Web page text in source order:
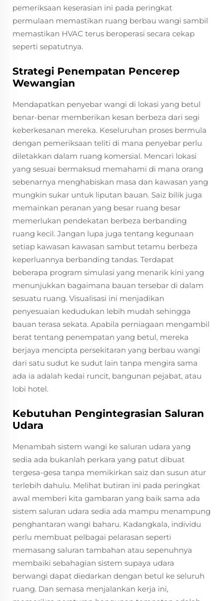
pemeriksaan keserasian ini pada peringkat
permulaan memastikan ruang berbau wangi sambil
memastikan HVAC terus beroperasi secara cekap
seperti sepatutnya.
Strategi Penempatan Pencerep
Wewangian
Mendapatkan penyebar wangi di lokasi yang betul
benar-benar memberikan kesan berbeza dari segi
keberkesanan mereka. Keseluruhan proses bermula
dengan pemeriksaan teliti di mana penyebar perlu
diletakkan dalam ruang komersial. Mencari lokasi
yang sesuai bermaksud memahami di mana orang
sebenarnya menghabiskan masa dan kawasan yang
mungkin sukar untuk liputan bauan. Saiz bilik juga
memainkan peranan yang besar ruang besar
memerlukan pendekatan berbeza berbanding
ruang kecil. Jangan lupa juga tentang kegunaan
setiap kawasan kawasan sambut tetamu berbeza
keperluannya berbanding tandas. Terdapat
beberapa program simulasi yang menarik kini yang
menunjukkan bagaimana bauan tersebar di dalam
sesuatu ruang. Visualisasi ini menjadikan
penyesuaian kedudukan lebih mudah sehingga
bauan terasa sekata. Apabila perniagaan mengambil
berat tentang penempatan yang betul, mereka
berjaya mencipta persekitaran yang berbau wangi
dari satu sudut ke sudut lain tanpa mengira sama
ada ia adalah kedai runcit, bangunan pejabat, atau
lobi hotel.
Kebutuhan Pengintegrasian Saluran
Udara
Menambah sistem wangi ke saluran udara yang
sedia ada bukanlah perkara yang patut dibuat
tergesa-gesa tanpa memikirkan saiz dan susun atur
terlebih dahulu. Melihat butiran ini pada peringkat
awal memberi kita gambaran yang baik sama ada
sistem saluran udara sedia ada mampu menampung
penghantaran wangi baharu. Kadangkala, individu
perlu membuat pelbagai pelarasan seperti
memasang saluran tambahan atau sepenuhnya
membaiki sebahagian sistem supaya udara
berwangi dapat diedarkan dengan betul ke seluruh
ruang. Dan semasa menjalankan kerja ini,